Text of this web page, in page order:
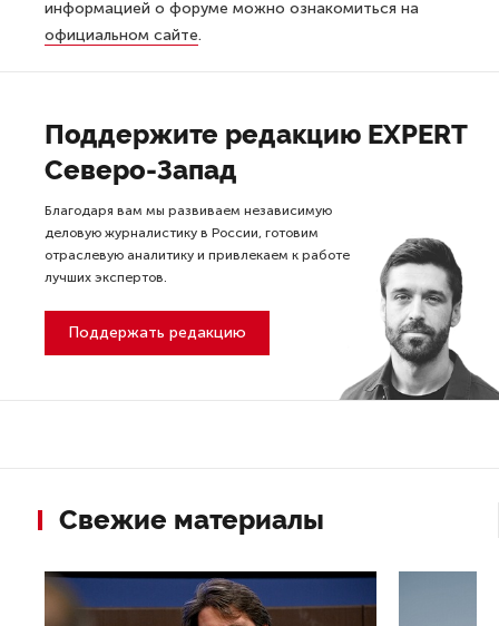
информацией о форуме можно ознакомиться на
официальном сайте.
Поддержите редакцию EXPERT
Северо-Запад
Благодаря вам мы развиваем независимую
деловую журналистику в России, готовим
отраслевую аналитику и привлекаем к работе
лучших экспертов.
Поддержать редакцию
Свежие материалы